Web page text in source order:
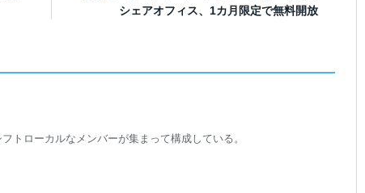
シェアオフィス、1カ月限定で無料開放
トローカルなメンバーが集まって構成している。